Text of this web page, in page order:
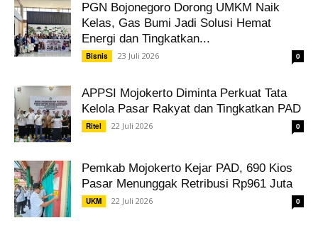
PGN Bojonegoro Dorong UMKM Naik
Kelas, Gas Bumi Jadi Solusi Hemat
Energi dan Tingkatkan...
Bisnis 23 Juli 2026 0
APPSI Mojokerto Diminta Perkuat Tata
Kelola Pasar Rakyat dan Tingkatkan PAD
Ritel 22 Juli 2026 0
Pemkab Mojokerto Kejar PAD, 690 Kios
Pasar Menunggak Retribusi Rp961 Juta
UKM 22 Juli 2026 0